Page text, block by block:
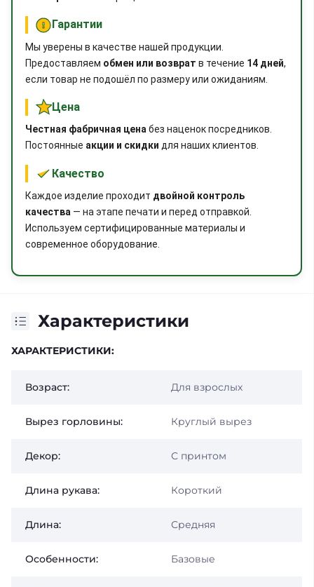
Гарантии
Мы уверены в качестве нашей продукции.
Предоставляем обмен или возврат в течение 14 дней,
если товар не подошёл по размеру или ожиданиям.
Цена
Честная фабричная ценабез наценок посредников.
Постоянные акции и скидки для наших клиентов.
Качество
Каждое изделие проходит двойной контроль
качества — на этапе печати и перед отправкой.
Используем сертифицированные материалы и
современное оборудование.
Характеристики
ХАРАКТЕРИСТИКИ:
Возраст: Для взрослых
Вырез горловины: Круглый вырез
Декор: С принтом
Длина рукава: Короткий
Длина: Средняя
Особенности: Базовые